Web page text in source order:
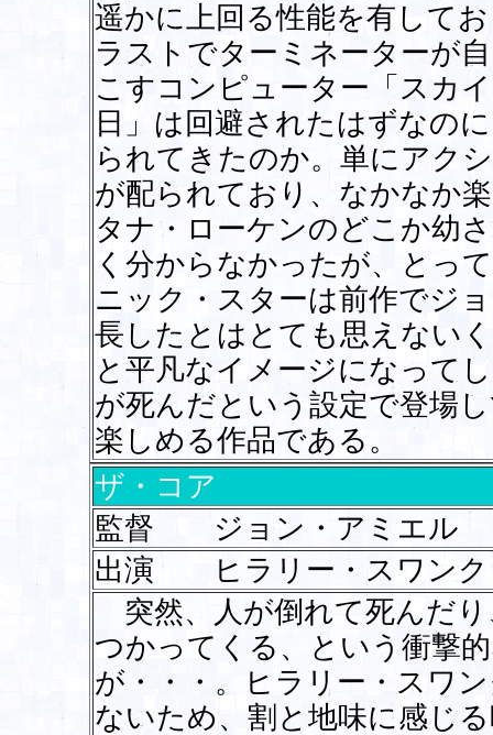
遥かに上回る性能を有して
ラストでターミネーターが
こすコンピューター「スカ
日」は回避されたはずなの
られてきたのか。単にアク
が配られており、なかなか
タナ・ローケンのどこか幼
く分からなかったが、とっ
ニック・スターは前作でジ
長したとはとても思えない
と平凡なイメージになって
が死んだという設定で登場
楽しめる作品である。
ザ・コア
監督 ジョン・アミエル
出演 ヒラリー・スワン
突然、人が倒れて死んだ
つかってくる、という衝撃
が・・・。ヒラリー・スワ
ないため、割と地味に感じ